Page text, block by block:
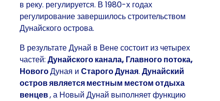
в реку. регулируется. В 1980-х годах
регулирование завершилось строительством
Дунайского острова.
В результате Дунай в Вене состоит из четырех
частей: Дунайского канала, Главного потока,
НовогоДуная и Старого Дуная. Дунайский
остров является местным местом отдыха
венцев, а Новый Дунай выполняет функцию